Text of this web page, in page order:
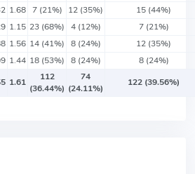
1.68 7 (21%) 12 (35%)
15 (44%)
1.15 23 (68%) 4 (12%)
7 (21%)
1.56 14 (41%) 8 (24%)
12 (35%)
1.44 18 (53%) 8 (24%)
8 (24%)
1.61
112
(36.44%)
74
(24.11%)
122 (39.56%)